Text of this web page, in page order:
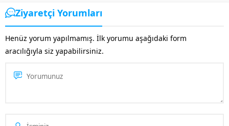
arayüz,videoların çabuk
yüklenmesi ve diğer ek
Youtube’un ziyaretçi sayısı
fazla olunca bu alanda da...
Ziyaretçi Yorumları
Henüz yorum yapılmamış. İlk yorumu aşağıdaki form
aracılığıyla siz yapabilirsiniz.